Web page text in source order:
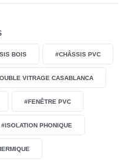
BOIS #CHÂSSIS PVC
VITRAGE CASABLANCA
#FENÊTRE PVC
#ISOLATION PHONIQUE